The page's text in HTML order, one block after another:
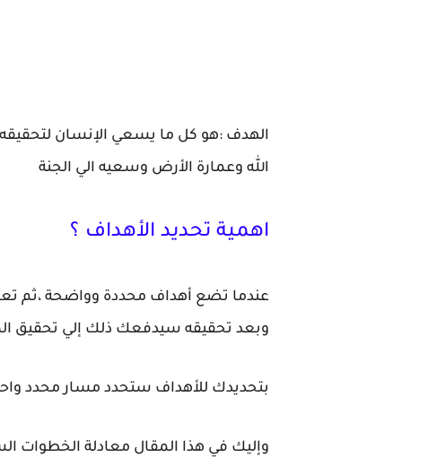
الهدف :هو كل ما يسعي الإنسان
الله وعمارة الأرض وسعيه الي الجنة
اهمية تحديد الأهداف ؟
عندما تضع أهداف محددة وواضحة ،ثم
وبعد تحقيقه سيدفعك ذلك إلي تحقيق
بتحديدك للأهداف ستحدد مسار محدد
وإليك في هذا المقال معادلة الخطوات